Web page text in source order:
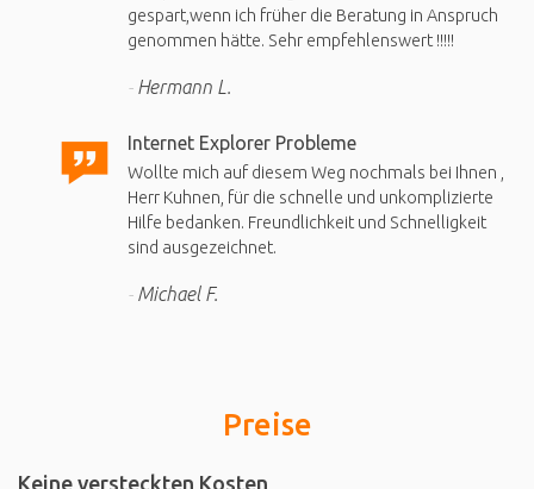
gespart,wenn ich früher die Beratung in Anspruch
genommen hätte. Sehr empfehlenswert !!!!!
Hermann L.
Internet Explorer Probleme
Wollte mich auf diesem Weg nochmals bei Ihnen ,
Herr Kuhnen, für die schnelle und unkomplizierte
Hilfe bedanken. Freundlichkeit und Schnelligkeit
sind ausgezeichnet.
Michael F.
Preise
Keine versteckten Kosten